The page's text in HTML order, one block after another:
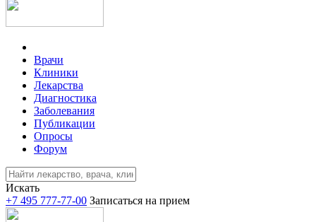
Врачи
Клиники
Лекарства
Диагностика
Заболевания
Публикации
Опросы
Форум
Искать
+7 495 777-77-00 Записаться на прием